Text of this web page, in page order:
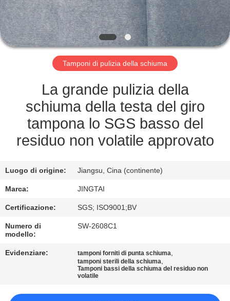
FABBRICA
CONTROLLO
DELLA
QUALITÀ
CONTATTACI
NOTIZIE
CASI
MAPPA
Tamponi di pulizia della schiuma
La grande pulizia della
schiuma della testa del giro
tampona lo SGS basso del
residuo non volatile approvato
Luogo di origine: Jiangsu, Cina (continente)
Marca: JINGTAI
Certificazione: SGS; ISO9001;BV
Numero di
modello:
SW-2608C1
Evidenziare: tamponi forniti di punta schiuma,
tamponi sterili della schiuma,
Tamponi bassi della schiuma del residuo non
volatile